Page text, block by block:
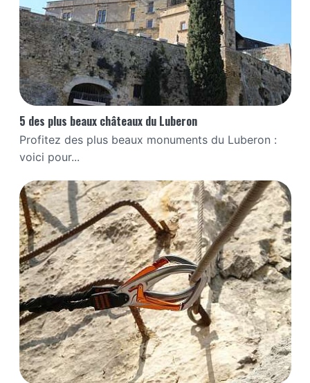
5 des plus beaux châteaux du Luberon
Profitez des plus beaux monuments du Luberon :
voici pour...